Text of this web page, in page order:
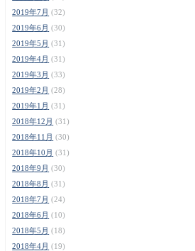
2019年7月 (32)
2019年6月 (30)
2019年5月 (31)
2019年4月 (31)
2019年3月 (33)
2019年2月 (28)
2019年1月 (31)
2018年12月 (31)
2018年11月 (30)
2018年10月 (31)
2018年9月 (30)
2018年8月 (31)
2018年7月 (24)
2018年6月 (10)
2018年5月 (18)
2018年4月 (19)